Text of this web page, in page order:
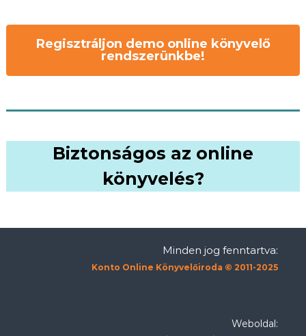
Regisztráljon demo online könyvelő
rendszerünkbe!
Biztonságos az online
könyvelés?
Minden jog fenntartva:
Konto Online Könyvelőiroda © 2011-2025
Weboldal: